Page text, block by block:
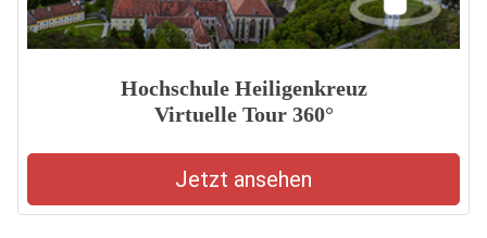
Hochschule Heiligenkreuz
Virtuelle Tour 360°
Jetzt ansehen